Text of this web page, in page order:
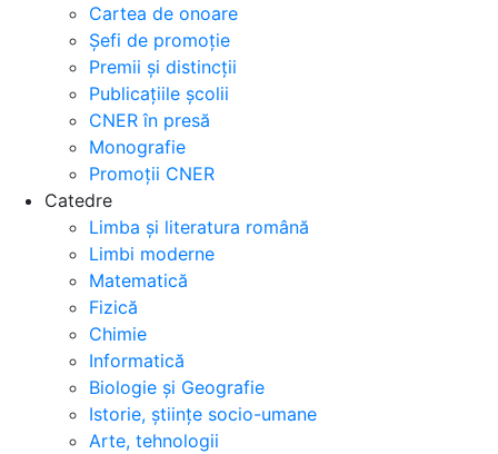
Cartea de onoare
Șefi de promoție
Premii și distincții
Publicațiile școlii
CNER în presă
Monografie
Promoții CNER
Catedre
Limba și literatura română
Limbi moderne
Matematică
Fizică
Chimie
Informatică
Biologie și Geografie
Istorie, științe socio-umane
Arte, tehnologii